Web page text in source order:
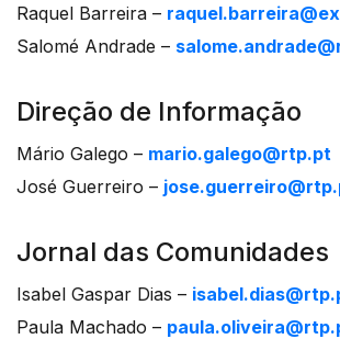
Raquel Barreira –
Salomé Andrade –
Direção de Informação
Mário Galego – mario.galego@rtp.pt
José Guerreiro –
Jornal das Comunidades
Isabel Gaspar Dias –
Paula Machado –